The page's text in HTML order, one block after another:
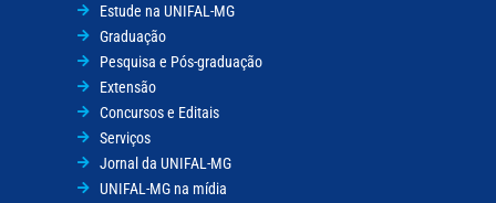
Estude na UNIFAL-MG
Graduação
Pesquisa e Pós-graduação
Extensão
Concursos e Editais
Serviços
Jornal da UNIFAL-MG
UNIFAL-MG na mídia